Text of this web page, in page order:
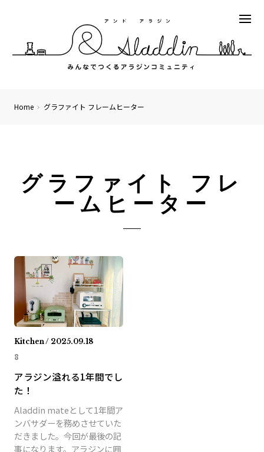
Home グラファイト フレームヒーター
グラファイト フレ
ームヒーター
Kitchen / 2025.09.18
8
アラジン溢れる1年間でし
た！
Aladdin mateとして1年間ア
ンバサダーを務めさせていた
だきました。今回が最後の記
事になります。アラジンに囲